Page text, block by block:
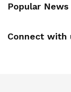
Popular News
Connect with